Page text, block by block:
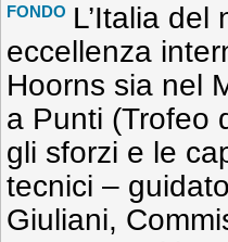
FONDO L’Italia
eccellenza
Hoorns sia nel
a Punti (Trofeo
gli sforzi e le
tecnici –
Giuliani,